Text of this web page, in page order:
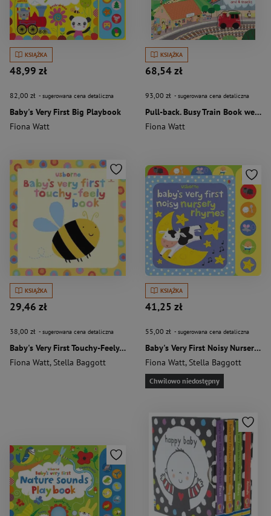
KSIĄŻKA
48,99 zł
82,00 zł - sugerowana cena detaliczna
Baby's Very First Big Playbook
Fiona Watt
KSIĄŻKA
68,54 zł
93,00 zł - sugerowana cena detaliczna
Pull-back. Busy Train Book wer. angielska
Fiona Watt
KSIĄŻKA
29,46 zł
38,00 zł - sugerowana cena detaliczna
Baby's Very First Touchy-Feely Book wer. angielska
Fiona Watt, Stella Baggott
KSIĄŻKA
41,25 zł
55,00 zł - sugerowana cena detaliczna
Baby's Very First Noisy Nursery Rhymes wer. angielska
Fiona Watt, Stella Baggott
Chwilowo niedostępny